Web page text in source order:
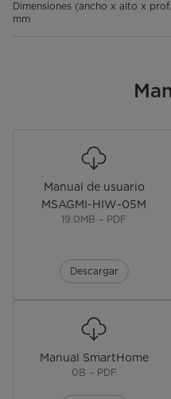
Dimensiones (ancho x alto x
mm
Manual de usuario
MSAGMI-HIW-05M
19.0MB – PDF
Descargar
Manual SmartHome
0B – PDF